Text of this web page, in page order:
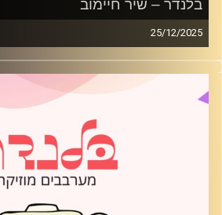
בלנדר – שיר חיימוב
25/12/2025
מוזיקה רגועה לפתוח איתה את הבוקר
קרדיט תמונות:
AudioVersity